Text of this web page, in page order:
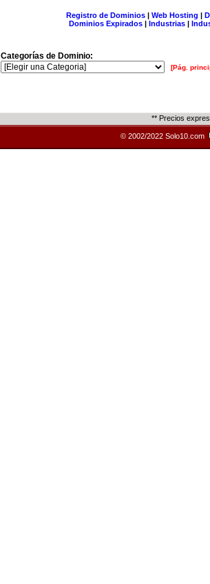
Registro de Dominios| Web Hosting |
Dominios Expirados | Industrias |
Categorías de Dominio:
[Pág.
** Precios
© 2002/2022 Solo10.com